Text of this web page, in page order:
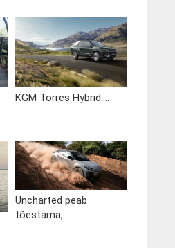
KGM Torres Hybrid:...
Uncharted peab
tõestama,...